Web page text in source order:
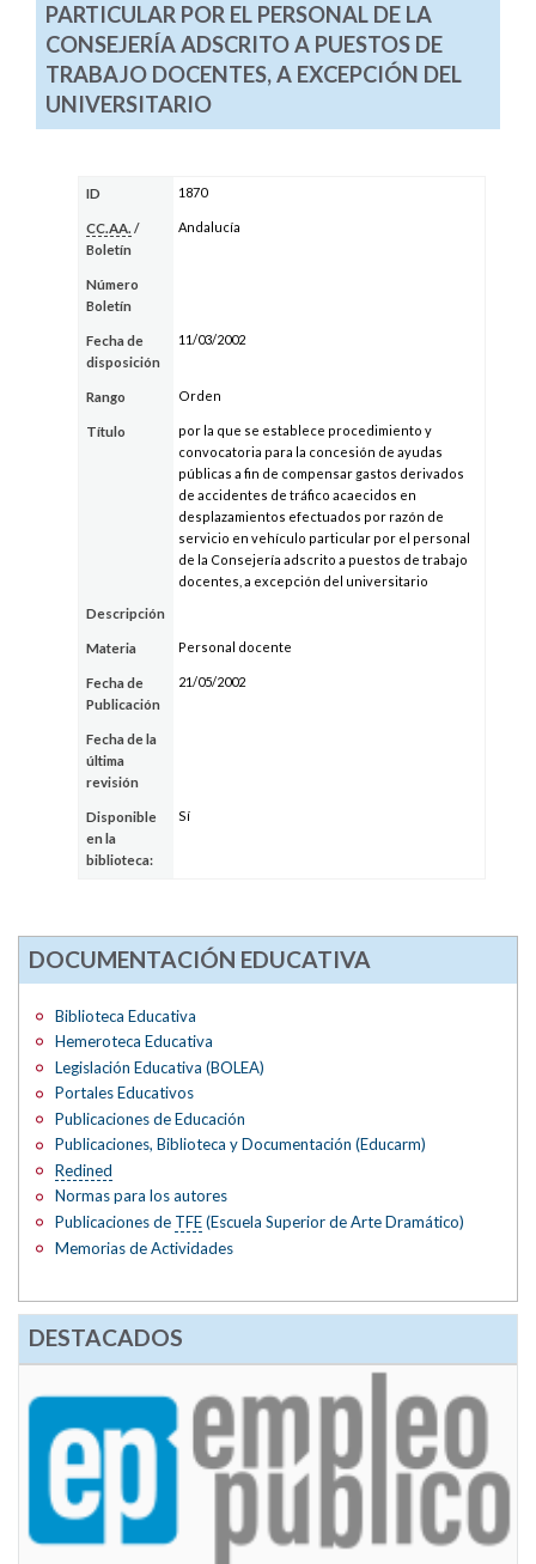
PARTICULAR POR EL PERSONAL DE LA
CONSEJERÍA ADSCRITO A PUESTOS DE
TRABAJO DOCENTES, A EXCEPCIÓN DEL
UNIVERSITARIO
ID 1870
CC.AA. /
Boletín
Andalucía
Número
Boletín
Fecha de
disposición
11/03/2002
Rango Orden
Título
por la que se establece procedimiento y
convocatoria para la concesión de ayudas
públicas a fin de compensar gastos derivados
de accidentes de tráfico acaecidos en
desplazamientos efectuados por razón de
servicio en vehículo particular por el personal
de la Consejería adscrito a puestos de trabajo
docentes, a excepción del universitario
Descripción
Materia Personal docente
Fecha de
Publicación
21/05/2002
Fecha de la
última
revisión
Disponible
en la
biblioteca:
Sí
DOCUMENTACIÓN EDUCATIVA
Biblioteca Educativa
Hemeroteca Educativa
Legislación Educativa (BOLEA)
Portales Educativos
Publicaciones de Educación
Publicaciones, Biblioteca y Documentación (Educarm)
Redined
Normas para los autores
Publicaciones de TFE(Escuela Superior de Arte Dramático)
Memorias de Actividades
DESTACADOS